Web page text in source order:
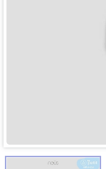
Điều kiện: